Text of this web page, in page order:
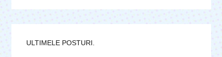
ULTIMELE POSTURI.